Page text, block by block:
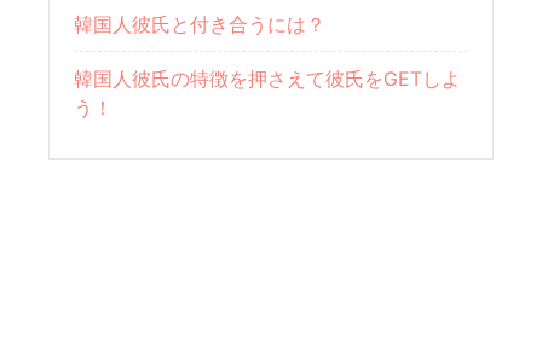
韓国人彼氏と付き合うには？
韓国人彼氏の特徴を押さえて彼氏をGETしよ
う！